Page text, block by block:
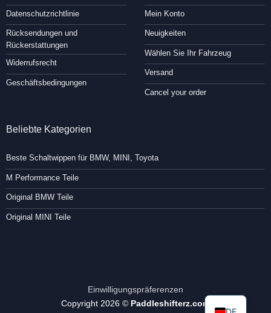
Datenschutzrichtlinie
Rücksendungen und
Rückerstattungen
Widerrufsrecht
Geschäftsbedingungen
Mein Konto
Neuigkeiten
Wählen Sie Ihr Fahrzeug
Versand
Cancel your order
Beliebte Kategorien
Beste Schaltwippen für BMW, MINI, Toyota
M Performance Teile
Original BMW Teile
Original MINI Teile
Einwilligungspräferenzen
Copyright 2026 © Paddleshifterz.com